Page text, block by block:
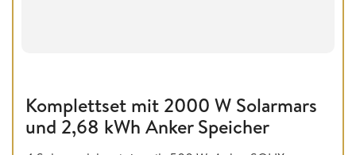
Komplettset mit 2000 W Solarmars
und 2,68 kWh Anker Speicher